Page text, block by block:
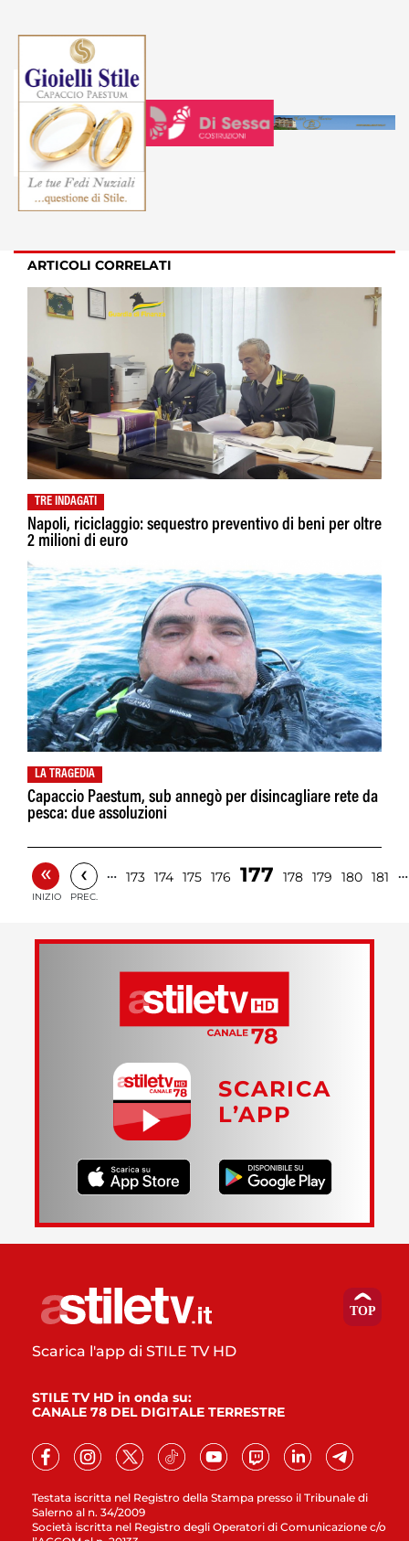
ARTICOLI CORRELATI
TRE INDAGATI
Napoli, riciclaggio: sequestro preventivo di beni per oltre
2 milioni di euro
LA TRAGEDIA
Capaccio Paestum, sub annegò per disincagliare rete da
pesca: due assoluzioni
«
INIZIO
‹
PREC.
… 173 174 175 176 177 178 179 180 181 …
SCARICA
L’APP
Testata iscritta nel Registro della Stampa presso il Tribunale di
Salerno al n. 34/2009
Società iscritta nel Registro degli Operatori di Comunicazione c/o
Scarica l'app di STILE TV HD
STILE TV HD in onda su:
CANALE 78 DEL DIGITALE TERRESTRE